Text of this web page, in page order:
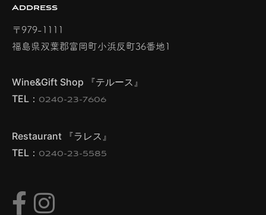
Address
〒979-1111
福島県双葉郡富岡町小浜反町36番地1
Wine&Gift Shop 『テルース』
TEL： 0240-23-7606
Restaurant 『ラレス』
TEL： 0240-23-5585